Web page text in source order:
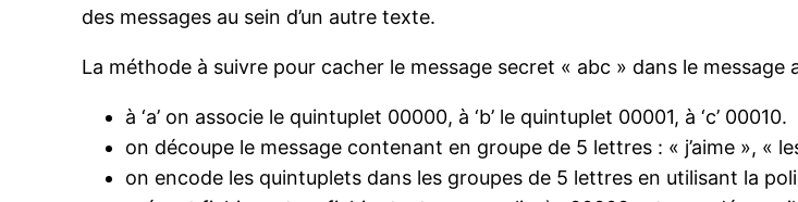
des messages au sein d’un autre texte.
La méthode à suivre pour cacher le message secret « abc » dans le message
à ‘a’ on associe le quintuplet 00000, à ‘b’ le quintuplet 00001, à ‘c’ 00010.
on découpe le message contenant en groupe de 5 lettres : « j’aime », «
on encode les quintuplets dans les groupes de 5 lettres en utilisant la